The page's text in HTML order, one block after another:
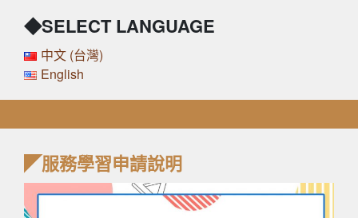
◤服務學習申請說明
◆SELECT LANGUAGE
中文 (台灣)
English